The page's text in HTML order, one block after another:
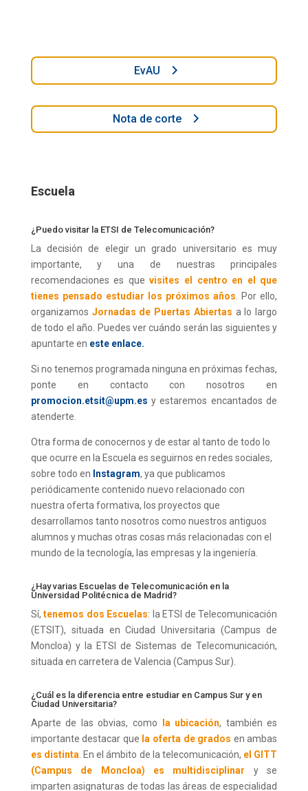
EvAU
Nota de corte
Escuela
¿Puedo visitar la ETSI de Telecomunicación?
La decisión de elegir un grado universitario es muy
importante, y una de nuestras principales
recomendaciones es que visites el centro en el que
tienes pensado estudiar los próximos años . Por ello,
organizamos Jornadas de Puertas Abiertas a lo largo
de todo el año. Puedes ver cuándo serán las siguientes y
apuntarte en este enlace.
Si no tenemos programada ninguna en próximas fechas,
ponte en contacto con nosotros en
promocion.etsit@upm.es y estaremos encantados de
atenderte.
Otra forma de conocernos y de estar al tanto de todo lo
que ocurre en la Escuela es seguirnos en redes sociales,
sobre todo en Instagram, ya que publicamos
periódicamente contenido nuevo relacionado con
nuestra oferta formativa, los proyectos que
desarrollamos tanto nosotros como nuestros antiguos
alumnos y muchas otras cosas más relacionadas con el
mundo de la tecnología, las empresas y la ingeniería.
¿Hay varias Escuelas de Telecomunicación en la
Universidad Politécnica de Madrid?
Sí,tenemos dos Escuelas: la ETSI de Telecomunicación
(ETSIT), situada en Ciudad Universitaria (Campus de
Moncloa) y la ETSI de Sistemas de Telecomunicación,
situada en carretera de Valencia (Campus Sur).
¿Cuál es la diferencia entre estudiar en Campus Sur y en
Ciudad Universitaria?
Aparte de las obvias, como la ubicación, también es
importante destacar que la oferta de grados en ambas
es distinta . En el ámbito de la telecomunicación, el GITT
(Campus de Moncloa) es multidisciplinar y se
imparten asignaturas de todas las áreas de especialidad